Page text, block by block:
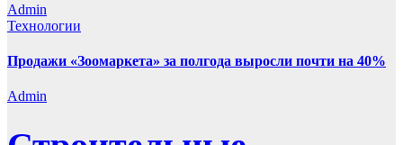
Admin
Технологии
Продажи «Зоомаркета» за полгода выросли почти на 40%
Admin